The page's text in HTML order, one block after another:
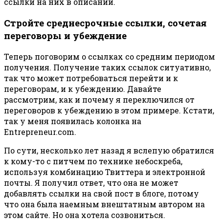
Стройте среднесрочные ссылки, сочетая
переговоры и убеждение
Теперь поговорим о ссылках со средним периодом
получения. Получение таких ссылок ситуативно,
так что может потребоваться перейти и к
переговорам, и к убеждению. Давайте
рассмотрим, как и почему я переключился от
переговоров к убеждению в этом примере. Кстати,
так у меня появилась колонка на
Entrepreneur.com.
По сути, несколько лет назад я вслепую обратился
к кому-то с питчем по технике небоскреба,
используя комбинацию Твиттера и электронной
почты. Я получил ответ, что она не может
добавлять ссылки на свой пост в блоге, потому
что она была наемным внештатным автором на
этом сайте. Но она хотела созвониться.